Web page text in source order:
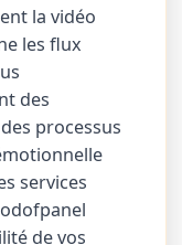
la vidéo
les flux
des
processus
services
de vos